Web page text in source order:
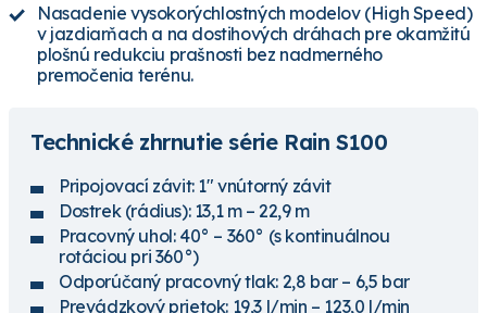
Nasadenie vysokorýchlostných modelov (High Speed)
v jazdiarňach a na dostihových dráhach pre okamžitú
plošnú redukciu prašnosti bez nadmerného
premočenia terénu.
Technické zhrnutie série Rain S100
Pripojovací závit: 1" vnútorný závit
Dostrek (rádius): 13,1 m – 22,9 m
Pracovný uhol: 40° – 360° (s kontinuálnou
rotáciou pri 360°)
Odporúčaný pracovný tlak: 2,8 bar – 6,5 bar
Prevádzkový prietok: 19,3 l/min – 123,0 l/min